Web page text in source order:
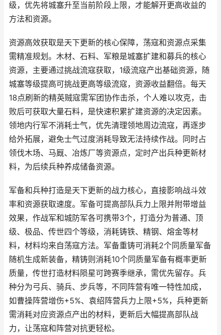
级，优先将城塞升至当前阶段上限，才能解开更高收益的
方法和资源。
资源高效获取是天下更新的核心保障，荡寇和资源点采集
需精准规划。木材、石料、军粮是城塞扩建和募兵的核心
资源，主要通过挑战流寇获取，1级流寇产出基础资源，随
城塞等级提高可挑战更高等级流寇，资源收益翻倍。每天
18点刷新的精英贼寇需军团协作击杀，个人难以攻克，击
败后可获取大量石料，是快速积累扩建资源的决定因素。
领地内行军不消耗士气，优先清理领地周边流寇，再逐步
给外拓展，避免士气过度消耗导致无法持续作战。同时占
领伐木场、马厩、冶炼厂等资源点，定时产出兵种更新材
料，为后续兵种养成储备资源。
军备和兵种打造是天下更新的战力核心，直接影响战斗效
率和资源获取速度。军备可提高部队兵力上限并附带增益
效果，作战军和城防军各可携带3个，打造分为普通、顶
级、极品、传世四个等级，消耗铸铁、精钢、熔金等材
料，材料均来自荡寇方法。军备重铸可消耗2个同质量军备
随机生成新装备，精铸则消耗10个同质量军备有概率更新
质量，传世打造材料陨星可跨赛季继承，需优先留存。兵
种分为弓兵、骑兵、步兵等，不同阵营有唯一特性加成，
如曹操阵营增伤+5%、袁绍阵营兵力上限+5%，兵种更新
需消耗对应资源点产出的材料，更新后大幅提高部队战
力，让荡寇和阵营对抗更轻松。